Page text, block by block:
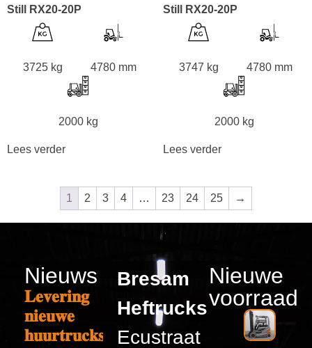
Still RX20-20P
3725 kg 4780 mm
2000 kg
Lees verder
Still RX20-20P
3747 kg 4780 mm
2000 kg
Lees verder
1 2 3 4 … 23 24 25 →
Nieuws
𝐋𝐞𝐯𝐞𝐫𝐢𝐧𝐠
𝐧𝐢𝐞𝐮𝐰𝐞
𝐡𝐮𝐮𝐫𝐭𝐫𝐮𝐜𝐤𝐬
Bresam
Heftrucks
Ecustraat
Nieuwe
voorraad